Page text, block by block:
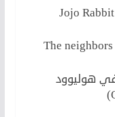
هوليوود